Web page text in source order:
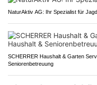
NaturAktiv AG: Ihr Spezialist für
SCHERRER Haushalt & Garten
Seniorenbetreuung